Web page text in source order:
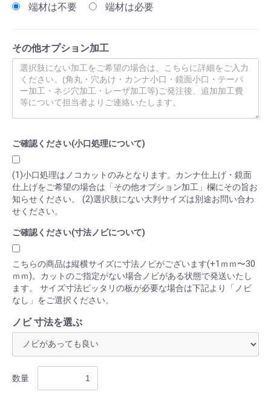
端材は不要
端材は必要
その他オプション加工
ご確認ください(小口処理について)
(1)小口処理はノコカットのみとなります。カンナ仕上げ・鏡面
仕上げをご希望の場合は「その他オプション加工」欄にその旨お
知らせください。 (2)選択肢にない大判サイズは別途お問い合わ
せください。
ご確認ください(寸法ノビについて)
こちらの商品は縦横サイズに寸法ノビがございます(+1ｍｍ〜30
ｍｍ)。カットのご指定がない場合ノビがある状態で発送いたし
ます。 サイズ寸法ピッタリの板が必要な場合は下記より「ノビ
なし」をご選択ください。
ノビ 寸法を選ぶ
数量